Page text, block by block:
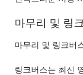
마무리 및 링
마무리 및 링크버
링크버스는 최신